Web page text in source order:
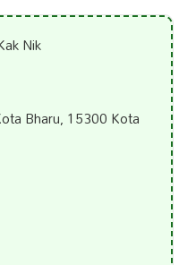
Bharu, 15300 Kota